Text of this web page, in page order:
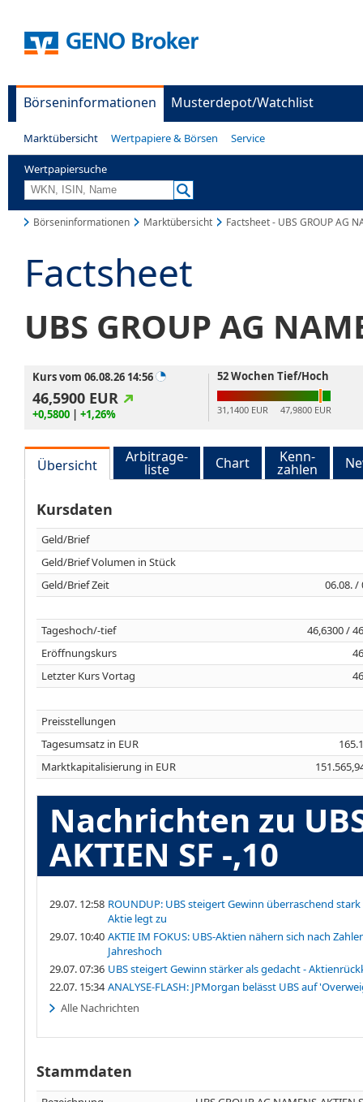
Börseninformationen Musterdepot/Watchlist
Marktübersicht Wertpapiere & Börsen Service
Wertpapiersuche
Börseninformationen Marktübersicht Factsheet - UBS GROUP AG
Factsheet
UBS GROUP AG
Kurs vom 06.08.26 14:56
46,5900 EUR
+0,5800 | +1,26%
52 Wochen Tief/Hoch
31,1400 EUR 47,9800 EUR
Übersicht Arbitrage-
liste Chart Kenn-
zahlen
Kursdaten
Geld/Brief
Geld/Brief Volumen in Stück
Geld/Brief Zeit
06.08. /
Tageshoch/-tief
46,6300 /
Eröffnungskurs
Letzter Kurs Vortag
Preisstellungen
Tagesumsatz in EUR
Marktkapitalisierung in EUR
Nachrichten zu
AKTIEN SF -,10
29.07. 12:58 ROUNDUP: UBS steigert Gewinn überraschend stark
Aktie legt zu
29.07. 10:40 AKTIE IM FOKUS: UBS-Aktien nähern sich nach
Jahreshoch
29.07. 07:36 UBS steigert Gewinn stärker als gedacht -
22.07. 15:34 ANALYSE-FLASH: JPMorgan belässt UBS auf
Alle Nachrichten
Stammdaten